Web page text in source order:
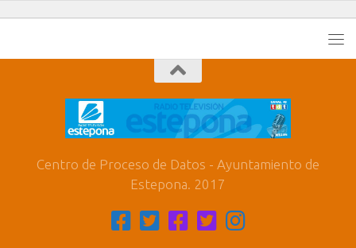
Centro de Proceso de Datos - Ayuntamiento de
Estepona. 2017